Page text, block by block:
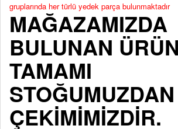
gruplarında her türlü yedek parça bulunmaktadır
MAĞAZAMIZDA
BULUNAN
TAMAMI
ÇEKİMİMİZDİR.